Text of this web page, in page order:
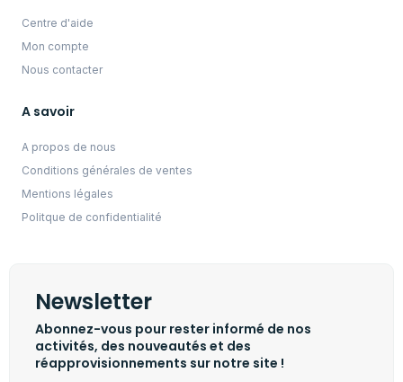
Centre d'aide
Mon compte
Nous contacter
A savoir
A propos de nous
Conditions générales de ventes
Mentions légales
Politque de confidentialité
Newsletter
Abonnez-vous pour rester informé de nos
activités, des nouveautés et des
réapprovisionnements sur notre site !